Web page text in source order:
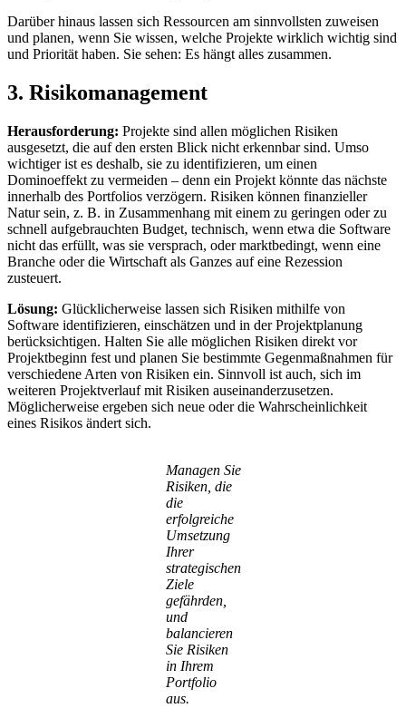
Darüber hinaus lassen sich Ressourcen am sinnvollsten zuweisen
und planen, wenn Sie wissen, welche Projekte wirklich wichtig sind
und Priorität haben. Sie sehen: Es hängt alles zusammen.
3. Risikomanagement
Herausforderung: Projekte sind allen möglichen Risiken
ausgesetzt, die auf den ersten Blick nicht erkennbar sind. Umso
wichtiger ist es deshalb, sie zu identifizieren, um einen
Dominoeffekt zu vermeiden – denn ein Projekt könnte das nächste
innerhalb des Portfolios verzögern. Risiken können finanzieller
Natur sein, z. B. in Zusammenhang mit einem zu geringen oder zu
schnell aufgebrauchten Budget, technisch, wenn etwa die Software
nicht das erfüllt, was sie versprach, oder marktbedingt, wenn eine
Branche oder die Wirtschaft als Ganzes auf eine Rezession
zusteuert.
Lösung: Glücklicherweise lassen sich Risiken mithilfe von
Software identifizieren, einschätzen und in der Projektplanung
berücksichtigen. Halten Sie alle möglichen Risiken direkt vor
Projektbeginn fest und planen Sie bestimmte Gegenmaßnahmen für
verschiedene Arten von Risiken ein. Sinnvoll ist auch, sich im
weiteren Projektverlauf mit Risiken auseinanderzusetzen.
Möglicherweise ergeben sich neue oder die Wahrscheinlichkeit
eines Risikos ändert sich.
Managen Sie
Risiken, die
die
erfolgreiche
Umsetzung
Ihrer
strategischen
Ziele
gefährden,
und
balancieren
Sie Risiken
in Ihrem
Portfolio
aus.